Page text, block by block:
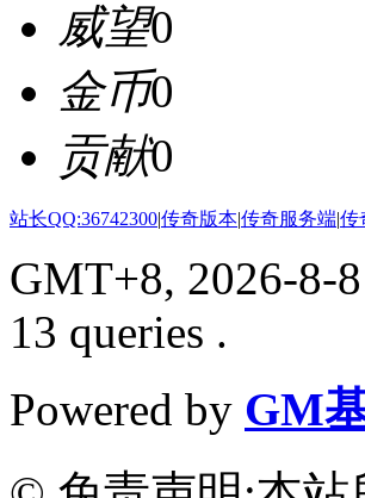
威望0
金币0
贡献0
站长QQ:36742300|传奇版本|传奇服务端|传
GMT+8, 2026-8-
13 queries .
Powered by GM